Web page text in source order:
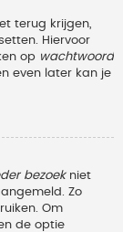
terug krijgen,
Hiervoor
op wachtwoord
even later kan je
bezoekniet
Zo
Om
de optie